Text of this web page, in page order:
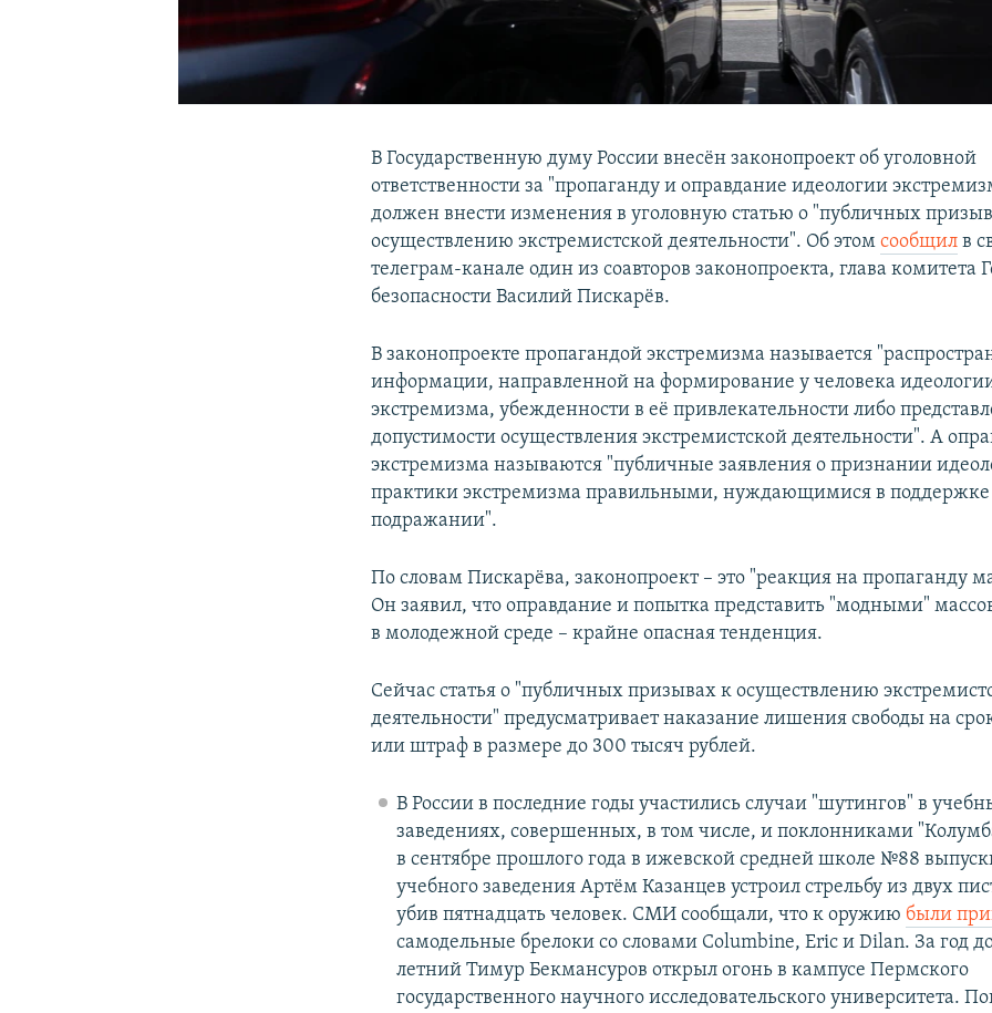
В Государственную думу России внесён законопроект об уголовной
ответственности за "пропаганду и оправдание идеологии
должен внести изменения в уголовную статью о "публичных
осуществлению экстремистской деятельности". Об этомсообщил в
телеграм-канале один из соавторов законопроекта, глава комитета
безопасности Василий Пискарёв.
В законопроекте пропагандой экстремизма называется
информации, направленной на формирование у человека
экстремизма, убежденности в её привлекательности либо
допустимости осуществления экстремистской деятельности". А
экстремизма называются "публичные заявления о признании
практики экстремизма правильными, нуждающимися в
подражании".
По словам Пискарёва, законопроект – это "реакция на пропаганду
Он заявил, что оправдание и попытка представить "модными"
в молодежной среде – крайне опасная тенденция.
Сейчас статья о "публичных призывах к осуществлению
деятельности" предусматривает наказание лишения свободы на
или штраф в размере до 300 тысяч рублей.
В России в последние годы участились случаи "шутингов" в
заведениях, совершенных, в том числе, и поклонниками
в сентябре прошлого года в ижевской средней школе №88
учебного заведения Артём Казанцев устроил стрельбу из двух
убив пятнадцать человек. СМИ сообщали, что к оружию были
самодельные брелоки со словами Сolumbine, Eric и Dilan. За год до
летний Тимур Бекмансуров открыл огонь в кампусе Пермского
государственного научного исследовательского университета.